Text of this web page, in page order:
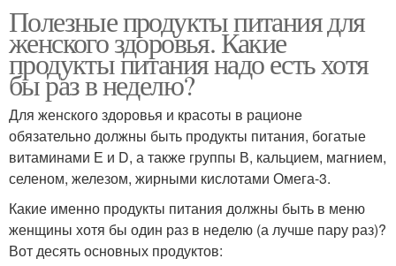
Полезные продукты питания для
женского здоровья. Какие
продукты питания надо есть хотя
бы раз в неделю?
Для женского здоровья и красоты в рационе
обязательно должны быть продукты питания, богатые
витаминами Е и D, а также группы В, кальцием, магнием,
селеном, железом, жирными кислотами Омега-3.
Какие именно продукты питания должны быть в меню
женщины хотя бы один раз в неделю (а лучше пару раз)?
Вот десять основных продуктов: